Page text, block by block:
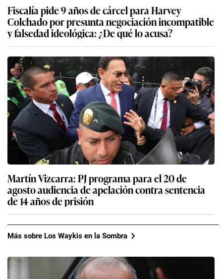
Fiscalía pide 9 años de cárcel para Harvey
Colchado por presunta negociación incompatible
y falsedad ideológica: ¿De qué lo acusa?
Martín Vizcarra: PJ programa para el 20 de
agosto audiencia de apelación contra sentencia
de 14 años de prisión
Más sobre Los Waykis en la Sombra